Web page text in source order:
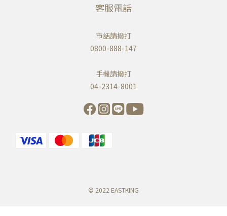
客服電話
市話請撥打
0800-888-147
手機請撥打
04-2314-8001
© 2022 EASTKING